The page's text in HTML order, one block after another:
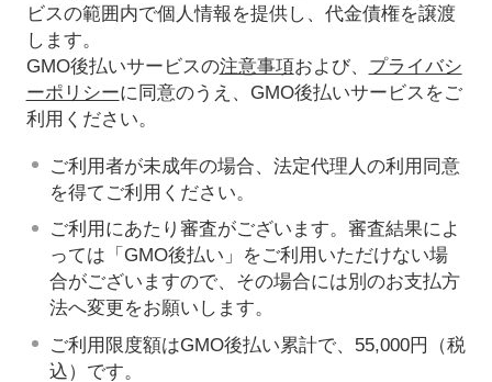
ビスの範囲内で個人情報を提供し、代金債権を譲渡
します。
GMO後払いサービスの注意事項および、 プライバシ
ーポリシーに同意のうえ、GMO後払いサービスをご
利用ください。
ご利用者が未成年の場合、法定代理人の利用同意
を得てご利用ください。
ご利用にあたり審査がございます。審査結果によ
っては「GMO後払い」をご利用いただけない場
合がございますので、その場合には別のお支払方
法へ変更をお願いします。
ご利用限度額はGMO後払い累計で、55,000円（税
込）です。